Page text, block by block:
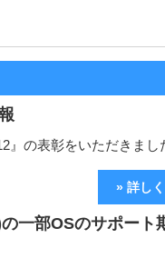
の表彰をいただきまし
» 詳し
一部OSのサポート